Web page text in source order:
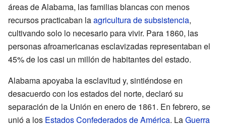
áreas de Alabama, las familias blancas con menos
recursos practicaban laagricultura de subsistencia,
cultivando solo lo necesario para vivir. Para 1860, las
personas afroamericanas esclavizadas representaban el
45% de los casi un millón de habitantes del estado.
Alabama apoyaba la esclavitud y, sintiéndose en
desacuerdo con los estados del norte, declaró su
separación de la Unión en enero de 1861. En febrero, se
unió a los Estados Confederados de América. LaGuerra